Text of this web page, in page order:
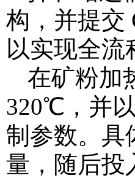
构，并提交
以实现全流
在矿粉加
320℃，并
制参数。具
量，随后投